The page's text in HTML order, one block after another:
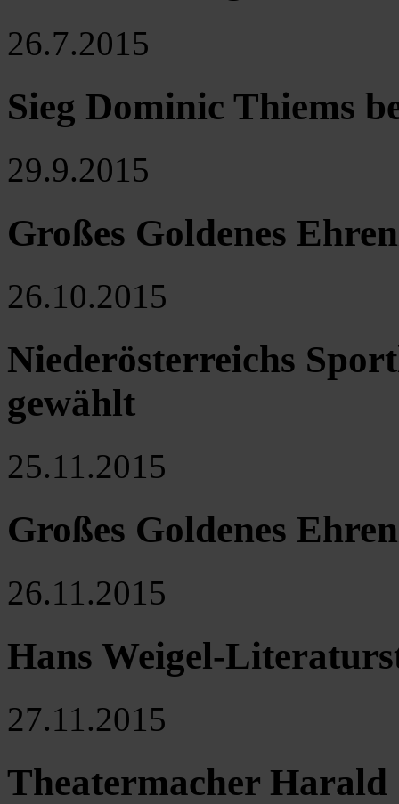
26.7.2015
Sieg Dominic Thiems
29.9.2015
Großes Goldenes
26.10.2015
Niederösterreichs
gewählt
25.11.2015
Großes Goldenes
26.11.2015
Hans Weigel-
27.11.2015
Theatermacher